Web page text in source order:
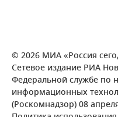
© 2026 МИА «Россия
Сетевое издание РИА
Федеральной службе по
информационных
(Роскомнадзор) 08